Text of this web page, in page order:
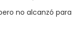
no alcanzó para